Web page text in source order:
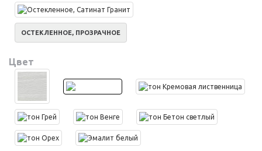
ОСТЕКЛЕННОЕ, ПРОЗРАЧНОЕ
Цвет